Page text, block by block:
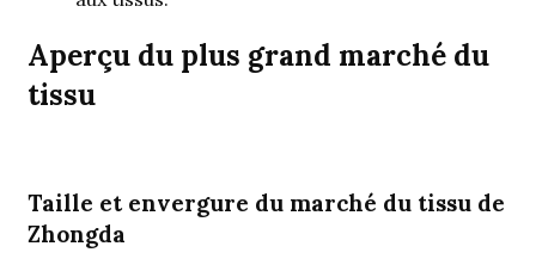
Aperçu du plus grand marché du
tissu
Taille et envergure du marché du tissu de
Zhongda